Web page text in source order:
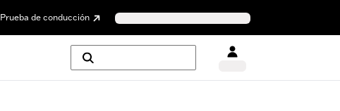
Prueba de conducción